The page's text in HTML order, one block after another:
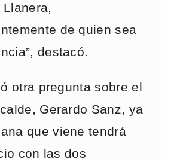
de quien sea
destacó.
otra pregunta sobre el
Gerardo Sanz, ya
que viene tendrá
con las dos